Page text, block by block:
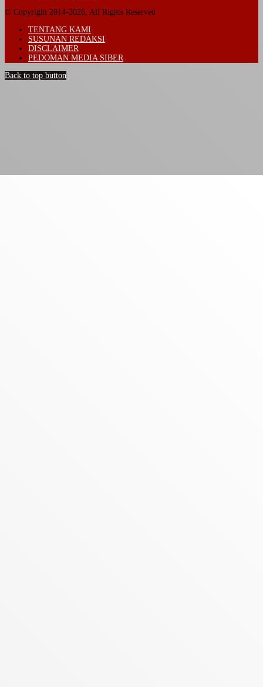
© Copyright 2014-2026, All Rights Reserved
TENTANG KAMI
SUSUNAN REDAKSI
DISCLAIMER
PEDOMAN MEDIA SIBER
Back to top button